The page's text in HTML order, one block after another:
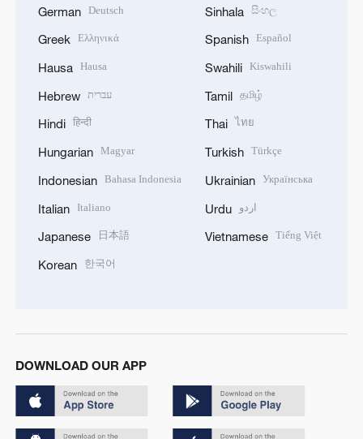
German Deutsch
Greek Ελληνικά
Hausa Hausa
Hebrew עברית
Hindi हिन्दी
Hungarian Magyar
Indonesian Bahasa Indonesia
Italian Italiano
Japanese 日本語
Korean 한국어
Sinhala සිංහල
Spanish Español
Swahili Kiswahili
Tamil தமிழ்
Thai ไทย
Turkish Türkçe
Ukrainian Українська
Urdu اردو
Vietnamese Tiếng Việt
DOWNLOAD OUR APP